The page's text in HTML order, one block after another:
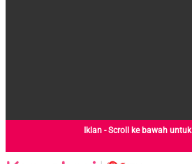
Iklan - Scroll ke bawah